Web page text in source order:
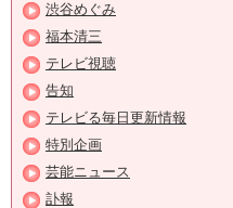
渋谷めぐみ
福本清三
テレビ視聴
告知
テレビる毎日更新情報
特別企画
芸能ニュース
訃報